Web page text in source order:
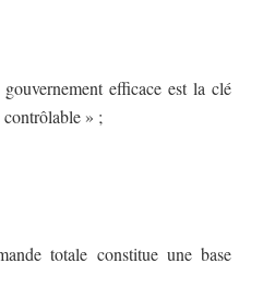
efficace est la clé
» ;
totale constitue une base